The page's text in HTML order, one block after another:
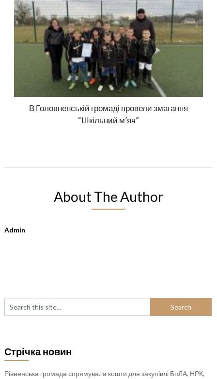
В Головненській громаді провели змагання
“Шкільний м’яч”
About The Author
Admin
Стрічка новин
Рівненська громада спрямувала кошти для закупівлі БпЛА, НРК,